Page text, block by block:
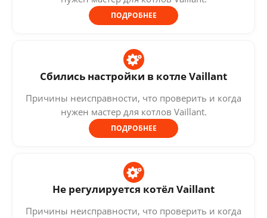
ПОДРОБНЕЕ
Сбились настройки в котле Vaillant
Причины неисправности, что проверить и когда
нужен мастер для котлов Vaillant.
ПОДРОБНЕЕ
Не регулируется котёл Vaillant
Причины неисправности, что проверить и когда